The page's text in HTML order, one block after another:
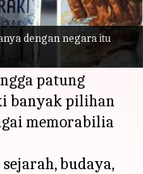
dengan negara itu
dengan
patung
banyak pilihan
memorabilia
budaya,